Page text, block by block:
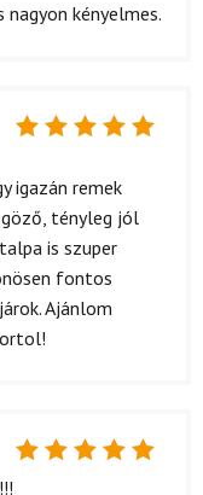
kényelmes.
5/ 5
igazán remek
tényleg jól
is szuper
fontos
Ajánlom